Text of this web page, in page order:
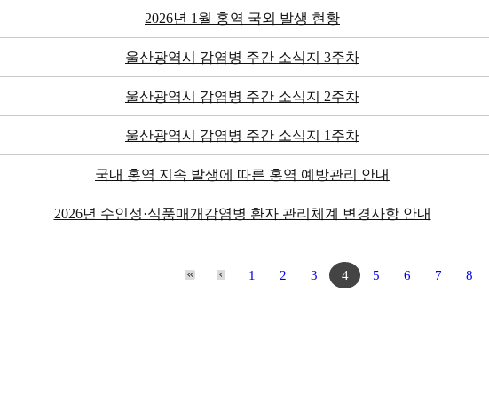
2026년 1월 홍역 국외 발생 현황
울산광역시 감염병 주간 소식지 3주차
울산광역시 감염병 주간 소식지 2주차
울산광역시 감염병 주간 소식지 1주차
국내 홍역 지속 발생에 따른 홍역 예방관리 안내
2026년 수인성·식품매개감염병 환자 관리체계 변경사항 안내
1 2 3 4 5 6 7 8